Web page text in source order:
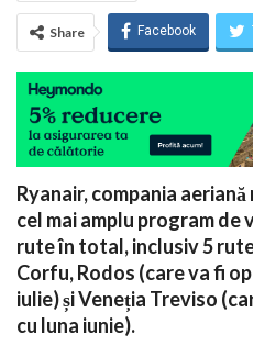
Share Facebook
Ryanair, compania
cel mai amplu program de
rute în total, inclusiv 5
Corfu, Rodos (care va fi
iulie) și Veneția Treviso
cu luna iunie).